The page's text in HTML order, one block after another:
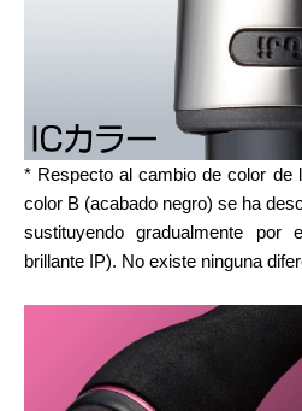
* Respecto al cambio de color de
color B (acabado negro) se ha
sustituyendo gradualmente
brillante IP). No existe ninguna